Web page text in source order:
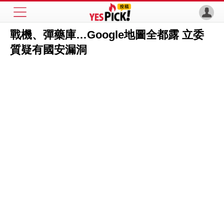
戰機、彈藥庫…Google地圖全都露 立委
質疑有國安漏洞